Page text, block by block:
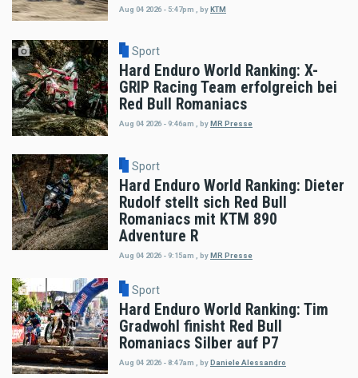
Aug 04 2026 - 5:47pm byKTM
Sport
Hard Enduro World Ranking: X-
GRIP Racing Team erfolgreich bei
Red Bull Romaniacs
Aug 04 2026 - 9:46am , by MR Presse
Sport
Hard Enduro World Ranking: Dieter
Rudolf stellt sich Red Bull
Romaniacs mit KTM 890
Adventure R
Aug 04 2026 - 9:15am , byMR Presse
Sport
Hard Enduro World Ranking: Tim
Gradwohl finisht Red Bull
Romaniacs Silber auf P7
Aug 04 2026 - 8:47am byDaniele Alessandro